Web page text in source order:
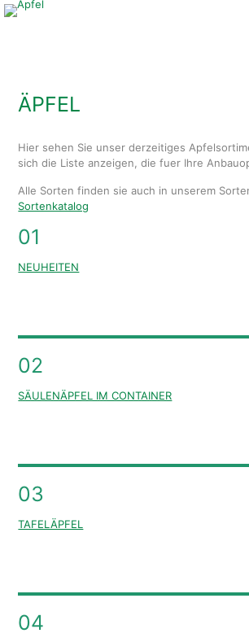
ÄPFEL
Hier sehen Sie unser derzeitiges
sich die Liste anzeigen, die fuer Ihre
Alle Sorten finden sie auch in unserem
Sortenkatalog
01
NEUHEITEN
02
SÄULENÄPFEL IM CONTAINER
03
TAFELÄPFEL
04